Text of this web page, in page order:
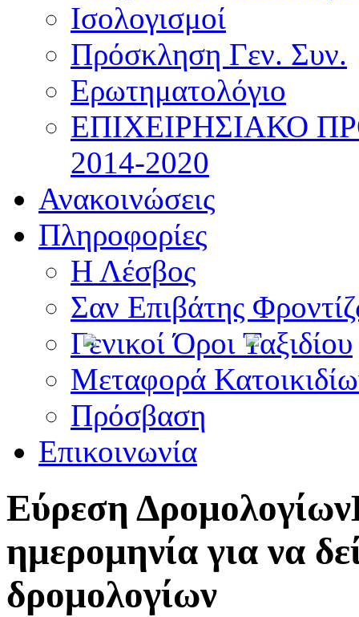
Ισολογισμοί
Πρόσκληση Γεν. Συν.
Ερωτηματολόγιο
ΕΠΙΧΕΙΡΗΣΙΑΚΟ
2014-2020
Ανακοινώσεις
Πληροφορίες
Η Λέσβος
Σαν Επιβάτης
Γενικοί Όροι Ταξιδίου
Μεταφορά
Πρόσβαση
Επικοινωνία
Εύρεση Δρομολογίων
ημερομηνία για να
δρομολογίων